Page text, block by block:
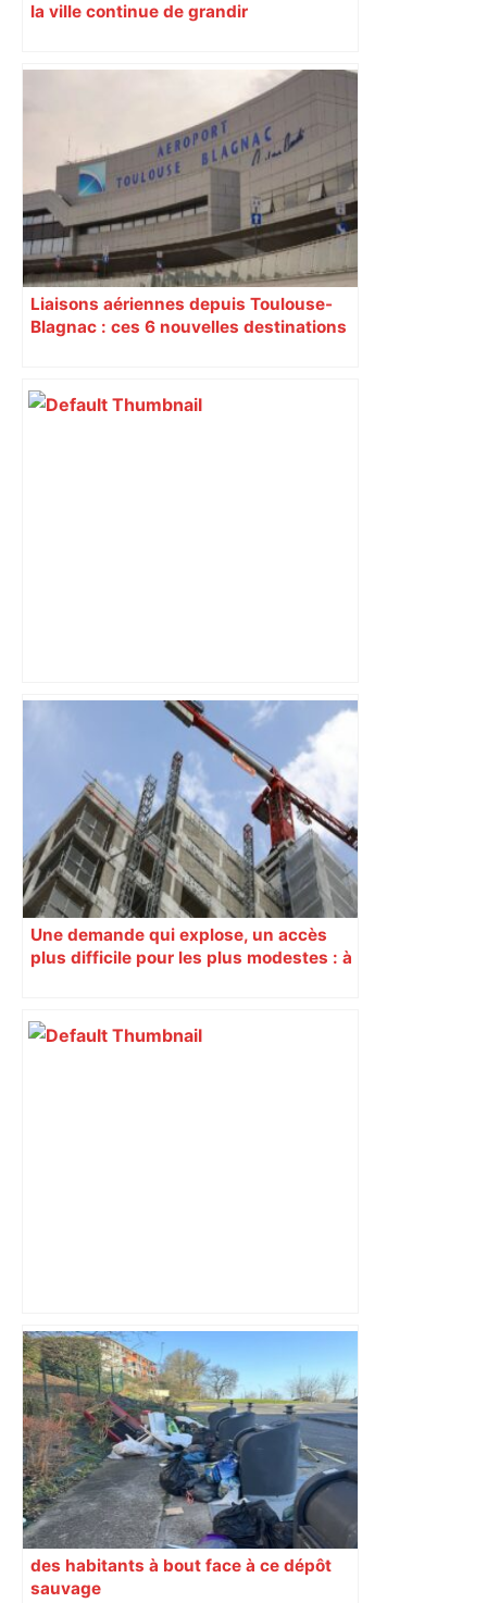
la ville continue de grandir
Liaisons aériennes depuis Toulouse-
Blagnac : ces 6 nouvelles destinations
Vous pensiez que c’était comme une
voiture ? La vérité sur les avions qui
reculent – ici.fr
Une demande qui explose, un accès
plus difficile pour les plus modestes : à
Lyon – Stade Toulousain : comment
Toulouse a frappé fort à Lyon pour
conclure une semaine agitée –
ladepeche.fr
des habitants à bout face à ce dépôt
sauvage